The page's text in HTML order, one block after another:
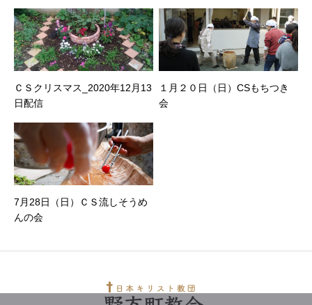
ＣＳクリスマス_2020年12月13
日配信
１月２０日（日）CSもちつき
会
7月28日（日）ＣＳ流しそうめ
んの会